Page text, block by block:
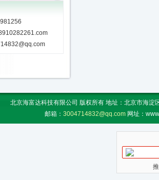
北京海富达科技有限公司 版权所有 地址：北京市海
邮箱： 3004714832@qq.com 网址：